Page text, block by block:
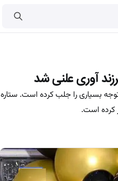
آوری علنی شد
بسیاری را جلب کرده است. ستاره
کرده است.